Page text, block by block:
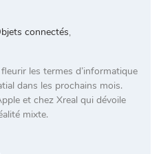
connectés,
les termes d’informatique
dans les prochains mois.
et chez Xreal qui dévoile
mixte.